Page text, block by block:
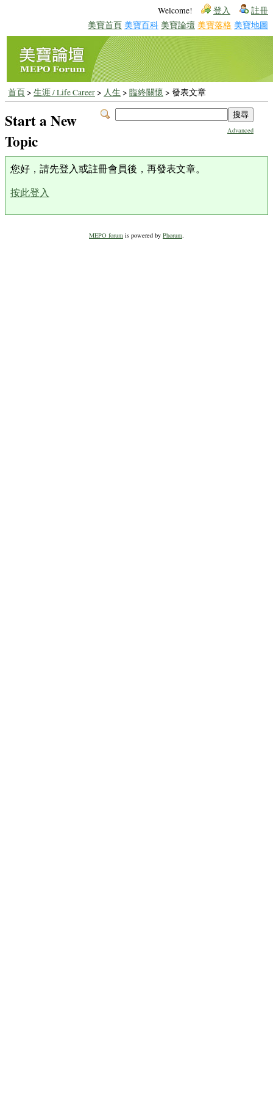
Welcome! 登入 註冊
美寶首頁 美寶百科 美寶論壇 美寶落格 美寶地圖
首頁> 生涯 / Life Career> 人生 > 臨終關懷 > 發表文章
Advanced
Start a New
Topic
您好，請先登入或註冊會員後，再發表文章。
按此登入
MEPO forum is powered by Phorum.